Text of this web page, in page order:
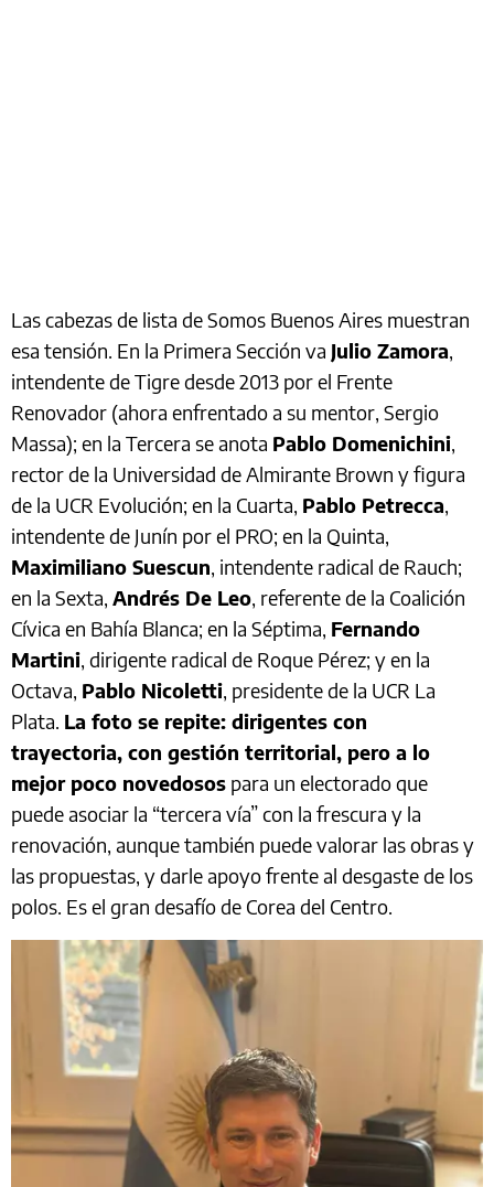
Las cabezas de lista de Somos Buenos Aires muestran
esa tensión. En la Primera Sección va Julio Zamora,
intendente de Tigre desde 2013 por el Frente
Renovador (ahora enfrentado a su mentor, Sergio
Massa); en la Tercera se anota Pablo Domenichini,
rector de la Universidad de Almirante Brown y figura
de la UCR Evolución; en la Cuarta, Pablo Petrecca,
intendente de Junín por el PRO; en la Quinta,
Maximiliano Suescun, intendente radical de Rauch;
en la Sexta, Andrés De Leo, referente de la Coalición
Cívica en Bahía Blanca; en la Séptima, Fernando
Martini, dirigente radical de Roque Pérez; y en la
Octava, Pablo Nicoletti, presidente de la UCR La
Plata. La foto se repite: dirigentes con
trayectoria, con gestión territorial, pero a lo
mejor poco novedosos para un electorado que
puede asociar la “tercera vía” con la frescura y la
renovación, aunque también puede valorar las obras y
las propuestas, y darle apoyo frente al desgaste de los
polos. Es el gran desafío de Corea del Centro.